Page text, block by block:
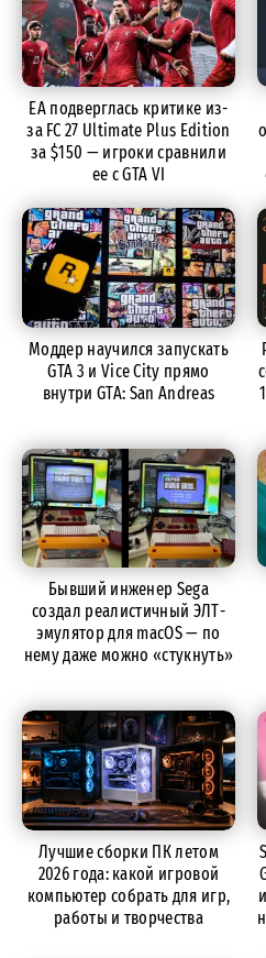
EA подверглась критике из-
за FC 27 Ultimate Plus Edition
за $150 — игроки сравнили
ее с GTA VI
Моддер научился запускать
GTA 3 и Vice City прямо
внутри GTA: San Andreas
Бывший инженер Sega
создал реалистичный ЭЛТ-
эмулятор для macOS — по
нему даже можно «стукнуть»
Лучшие сборки ПК летом
2026 года: какой игровой
компьютер собрать для игр,
работы и творчества